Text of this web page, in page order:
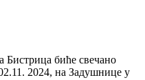
Бистрица биће свечано
2024, на Задушнице у